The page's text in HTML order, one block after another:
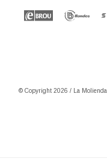
© Copyright 2026 / La Molienda